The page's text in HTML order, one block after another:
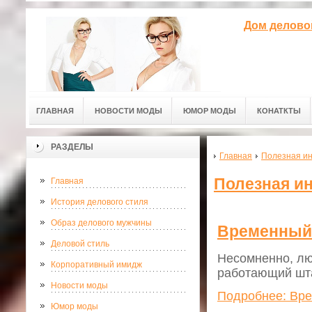
Дом
ГЛАВНАЯ НОВОСТИ МОДЫ ЮМОР МОДЫ КОНАТКТЫ
РАЗДЕЛЫ
Главная
История делового стиля
Образ делового мужчины
Деловой стиль
Корпоративный имидж
Новости моды
Юмор моды
Главная Полезная
Полезная
Несомненно,
работающий
Подробнее: